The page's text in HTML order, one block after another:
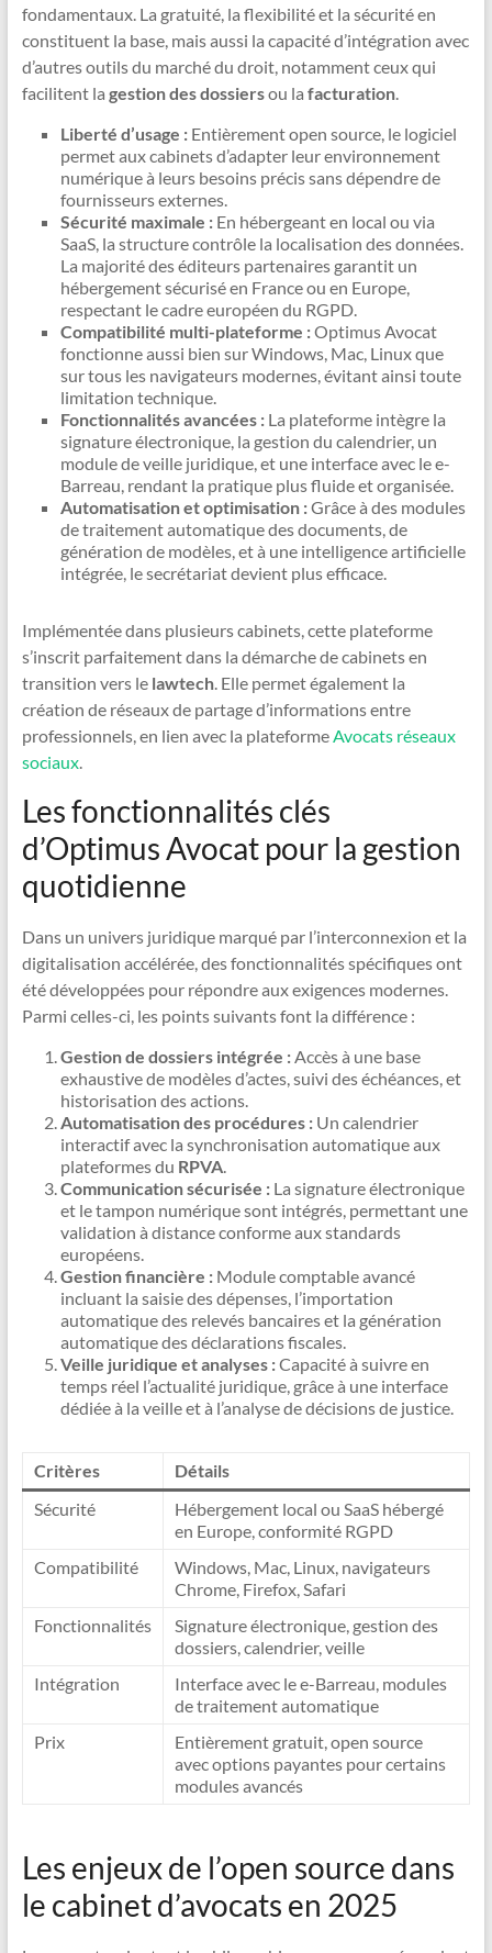
fondamentaux. La gratuité, la flexibilité et la sécurité en
constituent la base, mais aussi la capacité d’intégration avec
d’autres outils du marché du droit, notamment ceux qui
facilitent la gestion des dossiersou la facturation.
Liberté d’usage :Entièrement open source, le logiciel
permet aux cabinets d’adapter leur environnement
numérique à leurs besoins précis sans dépendre de
fournisseurs externes.
Sécurité maximale :En hébergeant en local ou via
SaaS, la structure contrôle la localisation des données.
La majorité des éditeurs partenaires garantit un
hébergement sécurisé en France ou en Europe,
respectant le cadre européen du RGPD.
Compatibilité multi-plateforme :Optimus Avocat
fonctionne aussi bien sur Windows, Mac, Linux que
sur tous les navigateurs modernes, évitant ainsi toute
limitation technique.
Fonctionnalités avancées :La plateforme intègre la
signature électronique, la gestion du calendrier, un
module de veille juridique, et une interface avec le e-
Barreau, rendant la pratique plus fluide et organisée.
Automatisation et optimisation :Grâce à des modules
de traitement automatique des documents, de
génération de modèles, et à une intelligence artificielle
intégrée, le secrétariat devient plus efficace.
Implémentée dans plusieurs cabinets, cette plateforme
s’inscrit parfaitement dans la démarche de cabinets en
transition vers le lawtech. Elle permet également la
création de réseaux de partage d’informations entre
professionnels, en lien avec la plateformeAvocats réseaux
sociaux.
Les fonctionnalités clés
d’Optimus Avocat pour la gestion
quotidienne
Dans un univers juridique marqué par l’interconnexion et la
digitalisation accélérée, des fonctionnalités spécifiques ont
été développées pour répondre aux exigences modernes.
Parmi celles-ci, les points suivants font la différence :
Gestion de dossiers intégrée :Accès à une base
exhaustive de modèles d’actes, suivi des échéances, et
historisation des actions.
Automatisation des procédures :Un calendrier
interactif avec la synchronisation automatique aux
plateformes du RPVA.
Communication sécurisée :La signature électronique
et le tampon numérique sont intégrés, permettant une
validation à distance conforme aux standards
européens.
Gestion financière :Module comptable avancé
incluant la saisie des dépenses, l’importation
automatique des relevés bancaires et la génération
automatique des déclarations fiscales.
Veille juridique et analyses :Capacité à suivre en
temps réel l’actualité juridique, grâce à une interface
dédiée à la veille et à l’analyse de décisions de justice.
Critères
Détails
Sécurité
Hébergement local ou SaaS hébergé
en Europe, conformité RGPD
Compatibilité
Windows, Mac, Linux, navigateurs
Chrome, Firefox, Safari
Fonctionnalités
Signature électronique, gestion des
dossiers, calendrier, veille
Intégration
Interface avec le e-Barreau, modules
de traitement automatique
Prix
Entièrement gratuit, open source
avec options payantes pour certains
modules avancés
Les enjeux de l’open source dans
le cabinet d’avocats en 2025